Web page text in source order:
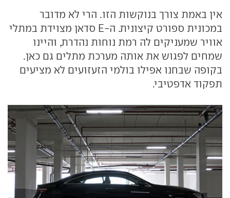
אין באמת צורך בנוקשות הזו. הרי לא מדובר
במכונית ספורט קיצונית. ה-E סדאן מצוידת במתלי
אוויר שמעניקים לה רמת נוחות נהדרת, והיינו
שמחים לפגוש את אותה מערכת מתלים גם כאן.
בקופה שבחנו אפילו בולמי הזעזועים לא מציעים
תפקוד אדפטיבי.